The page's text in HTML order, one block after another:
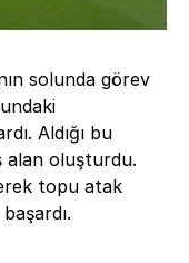
solunda görev
Aldığı bu
alan oluşturdu.
topu atak